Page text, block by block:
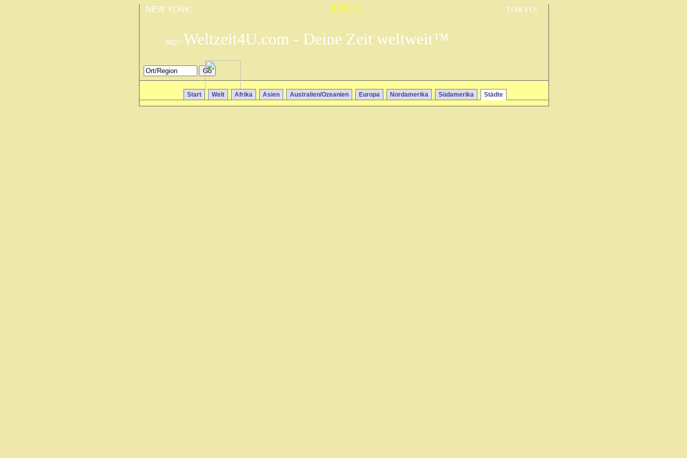
NEW YORK: BERLIN: TOKYO:
http://Weltzeit4U.com - Deine Zeit weltweit™
Start Welt Afrika Asien Australien/Ozeanien Europa Nordamerika Südamerika Städte